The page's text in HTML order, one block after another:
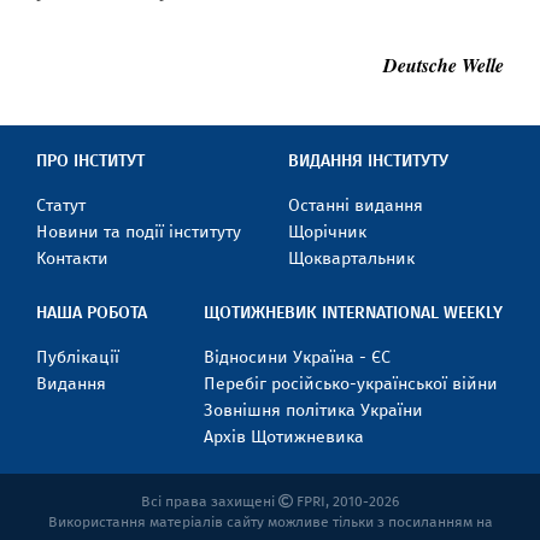
Deutsche Welle
ПРО ІНСТИТУТ
Статут
Новини та події інституту
Контакти
ВИДАННЯ ІНСТИТУТУ
Останні видання
Щорічник
Щоквартальник
НАША РОБОТА
Публікації
Видання
ЩОТИЖНЕВИК INTERNATIONAL WEEKLY
Відносини Україна - ЄС
Перебіг російсько-української війни
Зовнішня політика України
Архів Щотижневика
Всі права захищені
FPRI, 2010-2026
Використання матеріалів сайту можливе тільки з посиланням на